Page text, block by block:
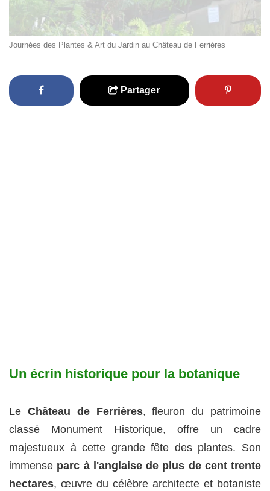
Journées des Plantes & Art du Jardin au Château de Ferrières
Partager
Un écrin historique pour la botanique
Le Château de Ferrières, fleuron du patrimoine
classé Monument Historique, offre un cadre
majestueux à cette grande fête des plantes. Son
immense parc à l'anglaise de plus de cent trente
hectares, œuvre du célèbre architecte et botaniste